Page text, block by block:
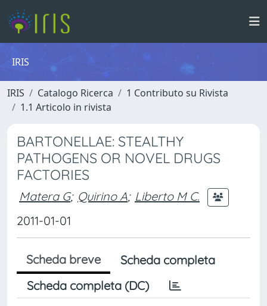
IRIS
IRIS Catalogo Ricerca
1 Contributo su Rivista
1.1 Articolo in rivista
BARTONELLAE: STEALTHY
PATHOGENS OR NOVEL DRUGS
FACTORIES
Matera G; Quirino A; Liberto M C.
2011-01-01
Scheda breve
Scheda completa
Scheda completa (DC)